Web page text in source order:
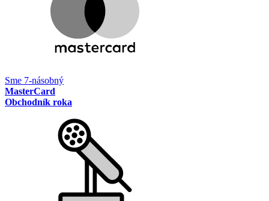
Sme 7-násobný
MasterCard
Obchodník roka